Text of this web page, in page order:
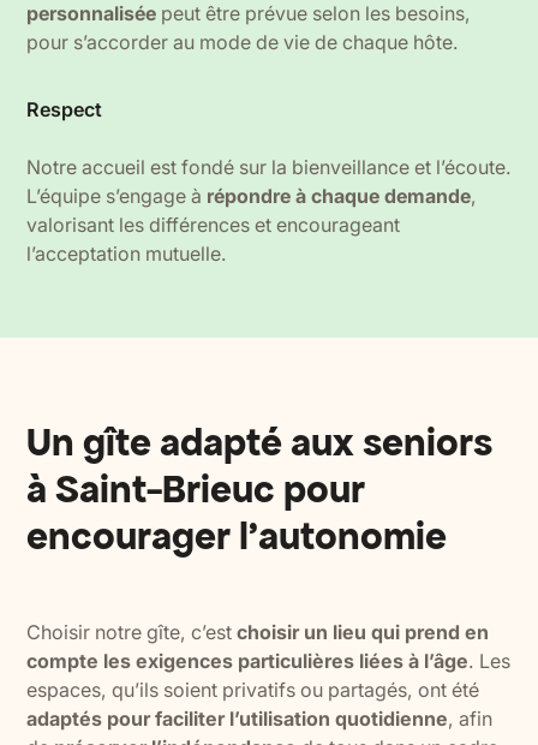
personnalisée peut être prévue selon les besoins,
pour s’accorder au mode de vie de chaque hôte.
Respect
Notre accueil est fondé sur la bienveillance et l’écoute.
L’équipe s’engage à répondre à chaque demande,
valorisant les différences et encourageant
l’acceptation mutuelle.
Un gîte adapté aux seniors
à Saint-Brieuc pour
encourager l’autonomie
Choisir notre gîte, c’estchoisir un lieu qui prend en
compte les exigences particulières liées à l’âge. Les
espaces, qu’ils soient privatifs ou partagés, ont été
adaptés pour faciliter l’utilisation quotidienne, afin